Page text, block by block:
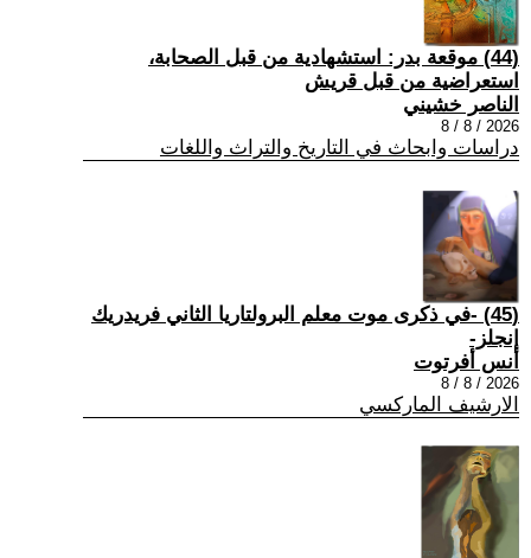
(44) موقعة بدر: استشهادية من قبل الصحابة،
استعراضية من قبل قريش
الناصر خشيني
2026 / 8 / 8
دراسات وابحاث في التاريخ والتراث واللغات
(45) -في ذكرى موت معلم البرولتاريا الثاني فريدريك
إنجلز-
أنس أفرتوت
2026 / 8 / 8
الارشيف الماركسي